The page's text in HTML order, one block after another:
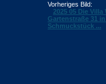
Vorheriges Bild:
2025 05 Die Villa
Gartenstraße 31
Schmuckstück ...